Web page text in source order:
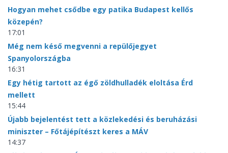
Hogyan mehet csődbe egy patika Budapest kellős
közepén?
17:01
Még nem késő megvenni a repülőjegyet
Spanyolországba
16:31
Egy hétig tartott az égő zöldhulladék eloltása Érd
mellett
15:44
Újabb bejelentést tett a közlekedési és beruházási
miniszter – Főtájépítészt keres a MÁV
14:37